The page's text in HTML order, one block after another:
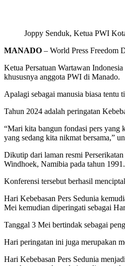
Joppy Senduk, Ketua PWI
MANADO – World Press Freedom
Ketua Persatuan Wartawan
khususnya anggota PWI di Manado.
Apalagi sebagai manusia biasa tentu
Tahun 2024 adalah peringatan
“Mari kita bangun fondasi pers yang
yang sedang kita nikmat bersama,”
Dikutip dari laman resmi
Windhoek, Namibia pada tahun 1991.
Konferensi tersebut berhasil
Hari Kebebasan Pers Sedunia
Mei kemudian diperingati sebagai
Tanggal 3 Mei bertindak sebagai
Hari peringatan ini juga merupakan
Hari Kebebasan Pers Sedunia